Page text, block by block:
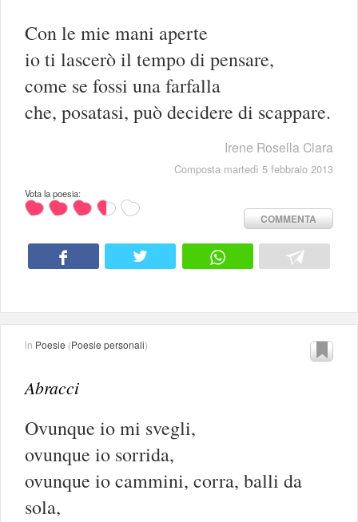
Con le mie mani aperte
io ti lascerò il tempo di pensare,
come se fossi una farfalla
che, posatasi, può decidere di scappare.
Irene Rosella Clara
Composta martedì 5 febbraio 2013
Vota la poesia:
COMMENTA
in Poesie (Poesie personali)
Abracci
Ovunque io mi svegli,
ovunque io sorrida,
ovunque io cammini, corra, balli da
sola,